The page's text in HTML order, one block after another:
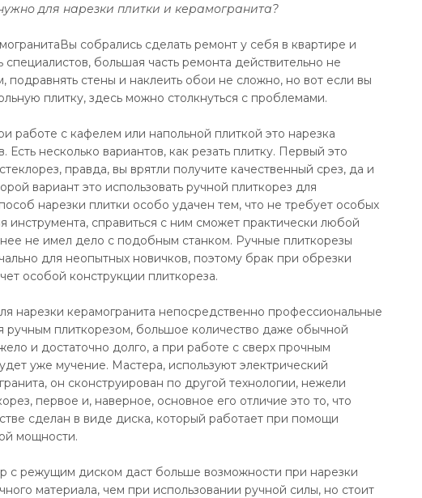
для нарезки плитки и керамогранита?
Вы собрались сделать ремонт у себя в квартире и
большая часть ремонта действительно не
подравнять стены и наклеить обои не сложно, но вот если вы
плитку, здесь можно столкнуться с проблемами.
работе с кафелем или напольной плиткой это нарезка
Есть несколько вариантов, как резать плитку. Первый это
правда, вы врятли получите качественный срез, да и
вариант это использовать ручной плиткорез для
нарезки плитки особо удачен тем, что не требует особых
инструмента, справиться с ним сможет практически любой
не имел дело с подобным станком. Ручные плиткорезы
для неопытных новичков, поэтому брак при обрезки
особой конструкции плиткореза.
нарезки керамогранита непосредственно профессиональные
ручным плиткорезом, большое количество даже обычной
и достаточно долго, а при работе с сверх прочным
уже мучение. Мастера, используют электрический
он сконструирован по другой технологии, нежели
первое и, наверное, основное его отличие это то, что
сделан в виде диска, который работает при помощи
мощности.
с режущим диском даст больше возможности при нарезки
материала, чем при использовании ручной силы, но стоит